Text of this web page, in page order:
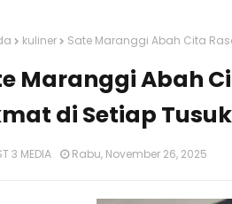
kuliner Sate Maranggi Abah Cita
Maranggi Abah
di Setiap
3 MEDIA Rabu, November 26, 2025